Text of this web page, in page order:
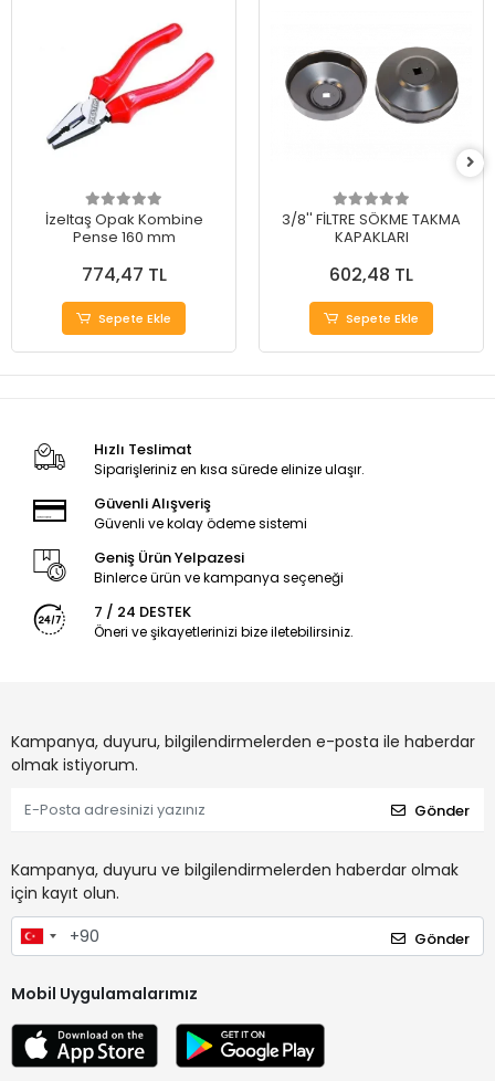
İzeltaş Opak Kombine
Pense 160 mm
774,47 TL
Sepete Ekle
3/8'' FİLTRE SÖKME TAKMA
KAPAKLARI
602,48 TL
Sepete Ekle
Hızlı Teslimat
Siparişleriniz en kısa sürede elinize ulaşır.
Güvenli Alışveriş
Güvenli ve kolay ödeme sistemi
Geniş Ürün Yelpazesi
Binlerce ürün ve kampanya seçeneği
7 / 24 DESTEK
Öneri ve şikayetlerinizi bize iletebilirsiniz.
Kampanya, duyuru, bilgilendirmelerden e-posta ile haberdar
olmak istiyorum.
Gönder
Kampanya, duyuru ve bilgilendirmelerden haberdar olmak
için kayıt olun.
Gönder
Mobil Uygulamalarımız